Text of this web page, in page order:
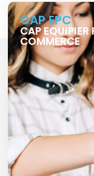
CAP EPC
CAP EQUIPIER
COMMERCE